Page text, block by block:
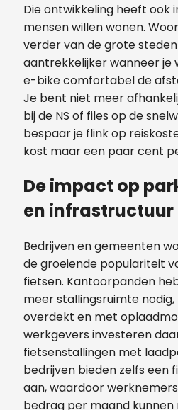
Die ontwikkeling heeft ook
mensen willen wonen.
verder van de grote
aantrekkelijker wanneer je
e-bike comfortabel de
Je bent niet meer
bij de NS of files op de
bespaar je flink op
kost maar een paar cent
De impact op
en infrastructuur
Bedrijven en gemeenten
de groeiende populariteit
fietsen. Kantoorpanden
meer stallingsruimte
overdekt en met
werkgevers investeren
fietsenstallingen met
bedrijven bieden zelfs een
aan, waardoor
bedrag per maand kunnen